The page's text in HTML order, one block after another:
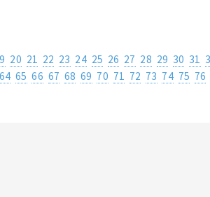
20 21 22 23 24 25 26 27 28 29 30 31
64 65 66 67 68 69 70 71 72 73 74 75 76